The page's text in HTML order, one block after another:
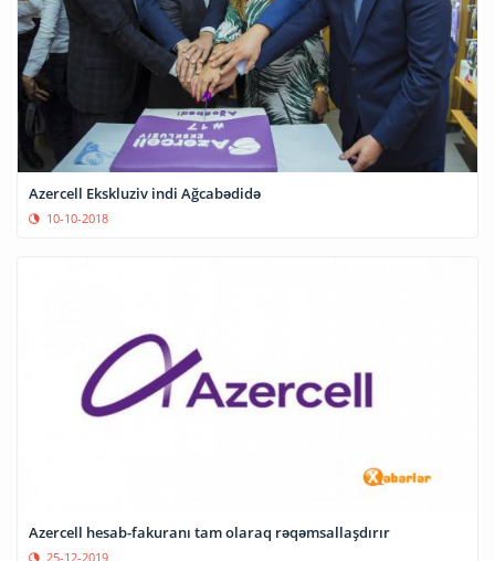
Azercell Ekskluziv indi Ağcabədidə
10-10-2018
Azercell hesab-fakuranı tam olaraq rəqəmsallaşdırır
25-12-2019